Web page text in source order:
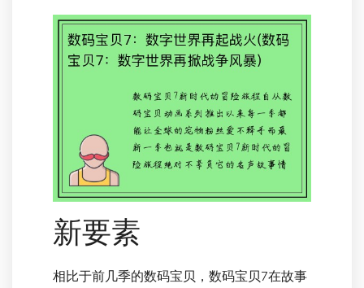
新要素
相比于前几季的数码宝贝，数码宝贝7在故事